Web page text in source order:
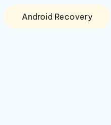
Android Recovery